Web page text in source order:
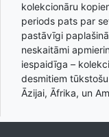
kolekcionāru
periods pats par
pastāvīgi
neskaitāmi
iespaidīga –
desmitiem
Āzijai, Āfrika, un